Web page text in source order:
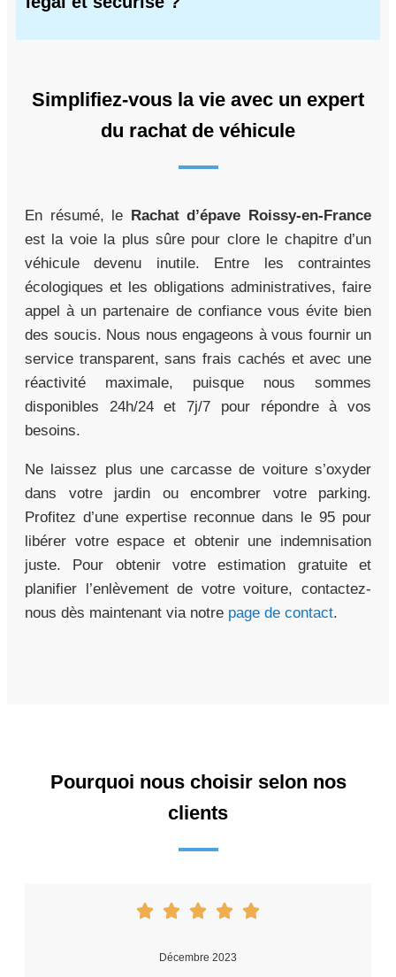
Simplifiez-vous la vie avec un expert
du rachat de véhicule
En résumé, le Rachat d’épave Roissy-en-France
est la voie la plus sûre pour clore le chapitre d’un
véhicule devenu inutile. Entre les contraintes
écologiques et les obligations administratives, faire
appel à un partenaire de confiance vous évite bien
des soucis. Nous nous engageons à vous fournir un
service transparent, sans frais cachés et avec une
réactivité maximale, puisque nous sommes
disponibles 24h/24 et 7j/7 pour répondre à vos
besoins.
Ne laissez plus une carcasse de voiture s’oxyder
dans votre jardin ou encombrer votre parking.
Profitez d’une expertise reconnue dans le 95 pour
libérer votre espace et obtenir une indemnisation
juste. Pour obtenir votre estimation gratuite et
planifier l’enlèvement de votre voiture, contactez-
nous dès maintenant via notre page de contact.
Pourquoi nous choisir selon nos
clients
Décembre 2023